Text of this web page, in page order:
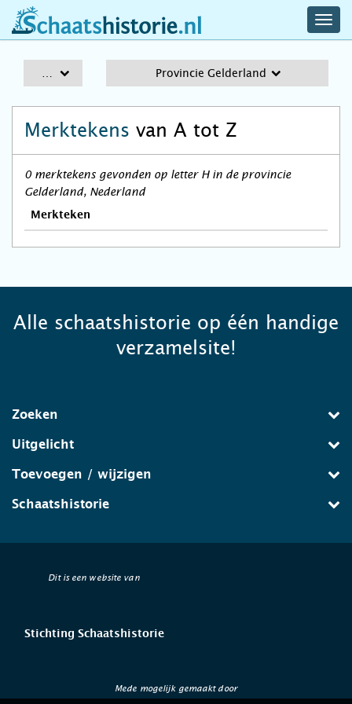
schaatshistorie.nl
Provincie Gelderland
Merktekens van A tot Z
0 merktekens gevonden op letter H in de provincie
Gelderland, Nederland
Merkteken
Alle schaatshistorie op één handige
verzamelsite!
Zoeken
Uitgelicht
Toevoegen / wijzigen
Schaatshistorie
Dit is een website van
Stichting Schaatshistorie
Mede mogelijk gemaakt door